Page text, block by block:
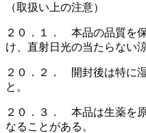
（取扱い上の注意）
２０．１． 本品の品質を
け、直射日光の当たらない
２０．２． 開封後は特に
と。
２０．３． 本品は生薬を
なることがある。